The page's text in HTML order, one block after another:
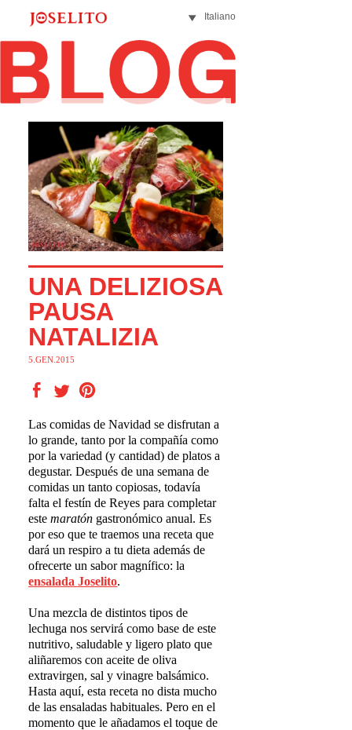
Italiano
UNA DELIZIOSA
PAUSA
NATALIZIA
5.GEN.2015
Las comidas de Navidad se disfrutan a
lo grande, tanto por la compañía como
por la variedad (y cantidad) de platos a
degustar. Después de una semana de
comidas un tanto copiosas, todavía
falta el festín de Reyes para completar
estemaratón gastronómico anual. Es
por eso que te traemos una receta que
dará un respiro a tu dieta además de
ofrecerte un sabor magnífico: la
ensalada Joselito.
Una mezcla de distintos tipos de
lechuga nos servirá como base de este
nutritivo, saludable y ligero plato que
aliñaremos con aceite de oliva
extravirgen, sal y vinagre balsámico.
Hasta aquí, esta receta no dista mucho
de las ensaladas habituales. Pero en el
momento que le añadamos el toque de